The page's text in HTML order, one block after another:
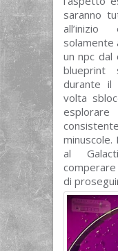
saranno
solamente
un npc
durante il
volta
minuscole.
al
di